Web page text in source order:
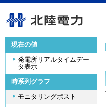
現在の値
発電所リアルタイムデー
タ表示
時系列グラフ
モニタリングポスト